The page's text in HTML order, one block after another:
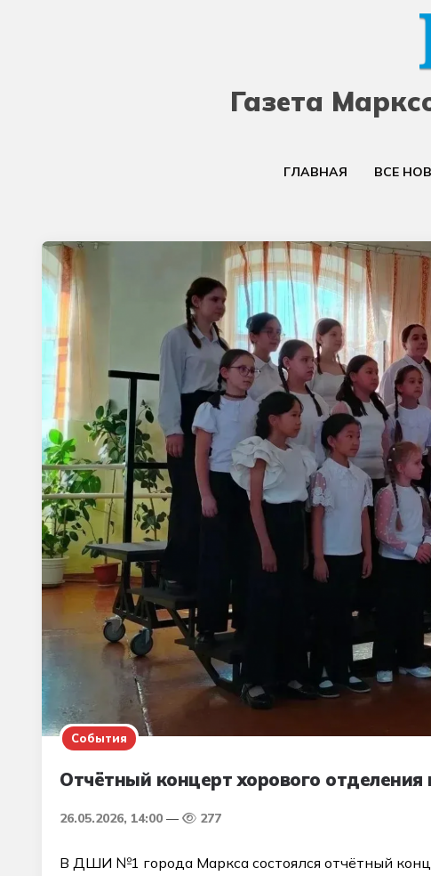
Газета
ГЛАВНАЯ ВСЕ
События
Отчётный концерт хорового
26.05.2026, 14:00 277
В ДШИ №1 города Маркса состоялся отчётный